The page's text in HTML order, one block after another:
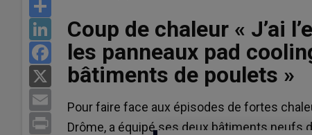
LinkedIn
Facebook
Print
Coup de chaleur « J’ai
les panneaux pad
bâtiments de poulets »
Pour faire face aux épisodes de fortes
Drôme, a équipé ses deux bâtiments neufs